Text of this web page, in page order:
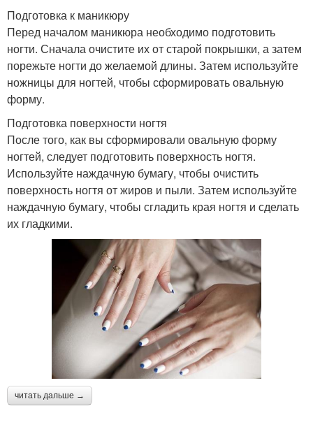
Подготовка к маникюру
Перед началом маникюра необходимо подготовить
ногти. Сначала очистите их от старой покрышки, а затем
порежьте ногти до желаемой длины. Затем используйте
ножницы для ногтей, чтобы сформировать овальную
форму.
Подготовка поверхности ногтя
После того, как вы сформировали овальную форму
ногтей, следует подготовить поверхность ногтя.
Используйте наждачную бумагу, чтобы очистить
поверхность ногтя от жиров и пыли. Затем используйте
наждачную бумагу, чтобы сгладить края ногтя и сделать
их гладкими.
читать дальше →